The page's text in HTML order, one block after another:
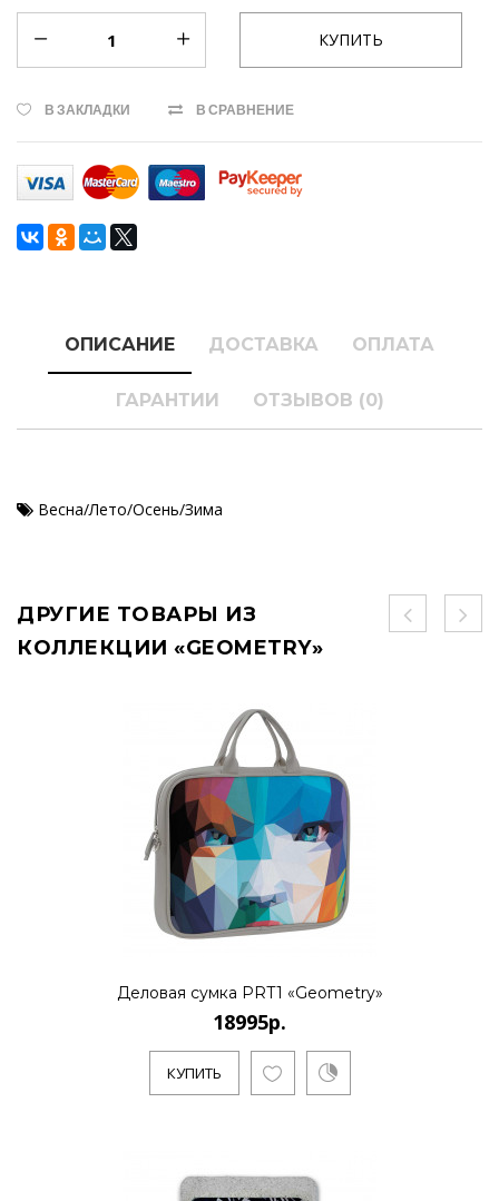
В ЗАКЛАДКИ В СРАВНЕНИЕ
ОПИСАНИЕ ДОСТАВКА ОПЛАТА
ГАРАНТИИ ОТЗЫВОВ (0)
Весна/Лето/Осень/Зима
ДРУГИЕ ТОВАРЫ ИЗ
КОЛЛЕКЦИИ «GEOMETRY»
Деловая сумка PRT1 «Geometry»
18995р.
КУПИТЬ